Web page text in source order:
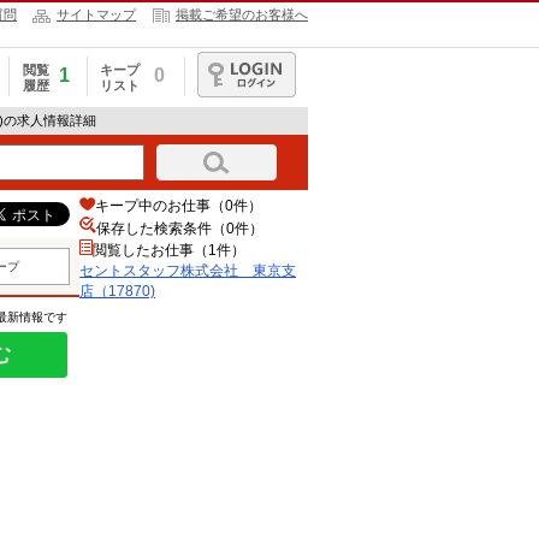
問 サイトマップ 掲載ご希望のお客様へ
閲覧
履歴
1
キープ
リスト
0
ログイン
求人情報詳細
プ
新情報です
キープ中のお仕事（0件）
保存した検索条件（0件）
閲覧したお仕事（1件）
セントスタッフ株式会社 東京支
店（17870)